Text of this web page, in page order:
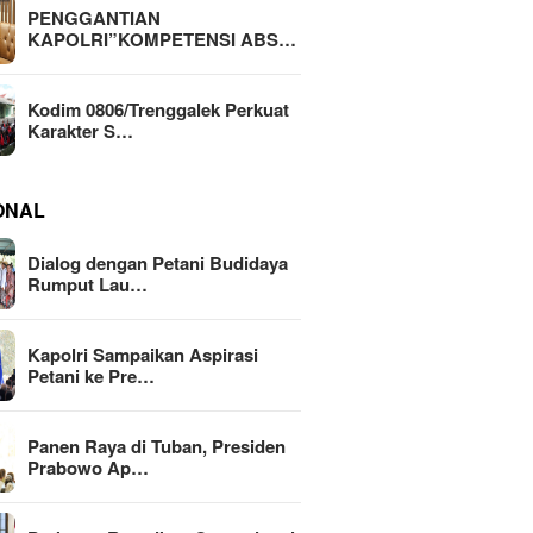
PENGGANTIAN
KAPOLRI”KOMPETENSI ABS…
Kodim 0806/Trenggalek Perkuat
Karakter S…
Dialog dengan Petani Budidaya
Rumput Lau…
Kapolri Sampaikan Aspirasi
Petani ke Pre…
Panen Raya di Tuban, Presiden
Prabowo Ap…